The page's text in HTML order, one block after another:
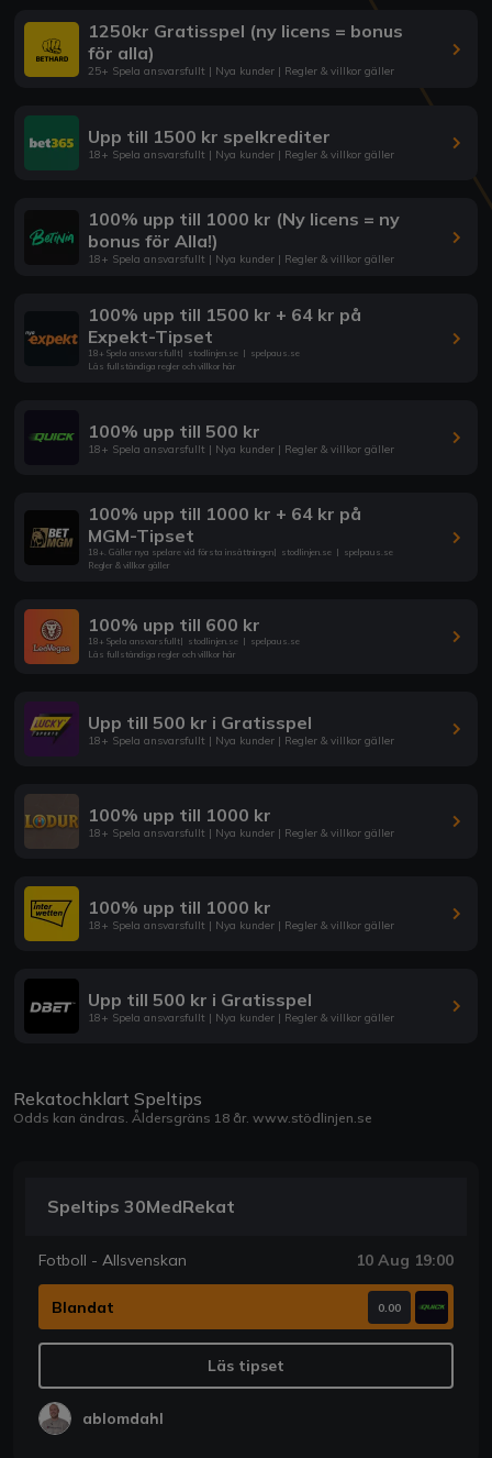
1250kr Gratisspel (ny licens = bonus
för alla)
25+ Spela ansvarsfullt | Nya kunder | Regler & villkor gäller
Upp till 1500 kr spelkrediter
18+ Spela ansvarsfullt | Nya kunder | Regler & villkor gäller
100% upp till 1000 kr (Ny licens = ny
bonus för Alla!)
18+ Spela ansvarsfullt | Nya kunder | Regler & villkor gäller
100% upp till 1500 kr + 64 kr på
Expekt-Tipset
18+ Spela ansvarsfullt| stodlinjen.se | spelpaus.se
Läs fullständiga regler och villkor här
100% upp till 500 kr
18+ Spela ansvarsfullt | Nya kunder | Regler & villkor gäller
100% upp till 1000 kr + 64 kr på
MGM-Tipset
18+. Gäller nya spelare vid första insättningen| stodlinjen.se | spelpaus.se
Regler & villkor gäller
100% upp till 600 kr
18+ Spela ansvarsfullt| stodlinjen.se | spelpaus.se
Läs fullständiga regler och villkor här
Upp till 500 kr i Gratisspel
18+ Spela ansvarsfullt | Nya kunder | Regler & villkor gäller
100% upp till 1000 kr
18+ Spela ansvarsfullt | Nya kunder | Regler & villkor gäller
100% upp till 1000 kr
18+ Spela ansvarsfullt | Nya kunder | Regler & villkor gäller
Upp till 500 kr i Gratisspel
18+ Spela ansvarsfullt | Nya kunder | Regler & villkor gäller
Rekatochklart Speltips
Odds kan ändras. Åldersgräns 18 år. www.stödlinjen.se
Speltips 30MedRekat
Fotboll - Allsvenskan 10 Aug 19:00
Blandat 0.00
Läs tipset
ablomdahl